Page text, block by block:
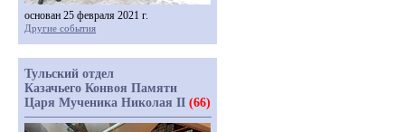
основан 25 февраля 2021 г.
Другие события
Тульский отдел
Казачьего Конвоя Памяти
Царя Мученика Николая II (66)